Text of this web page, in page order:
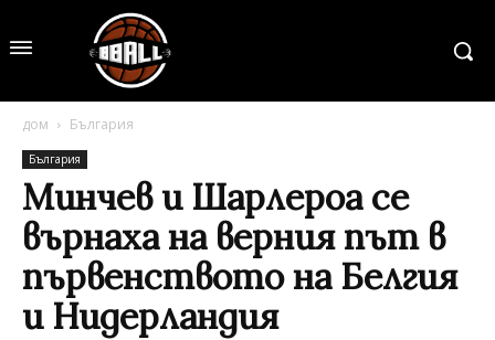
дом България
България
Минчев и Шарлероа се
върнаха на верния път в
първенството на Белгия
и Нидерландия